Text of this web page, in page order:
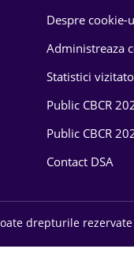
Despre cookie-
Administreaza
Statistici
Public CBCR
Public CBCR
Contact DSA
drepturile rezervate